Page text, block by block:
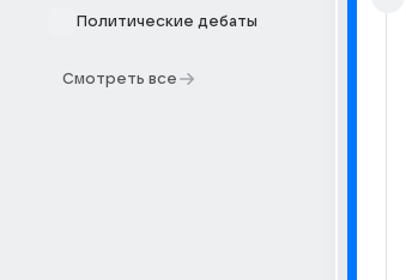
Политические дебаты
Смотреть все